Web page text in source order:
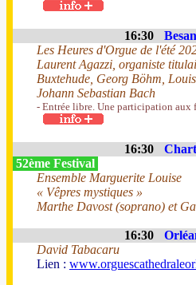
16:30
Les Heures d'Orgue de l'été
Laurent Agazzi, organiste
Buxtehude, Georg Böhm,
Johann Sebastian Bach
- Entrée libre. Une participation aux
16:30
52ème Festival
Ensemble Marguerite Louise
« Vêpres mystiques »
Marthe Davost (soprano) et
16:30
David Tabacaru
Lien :